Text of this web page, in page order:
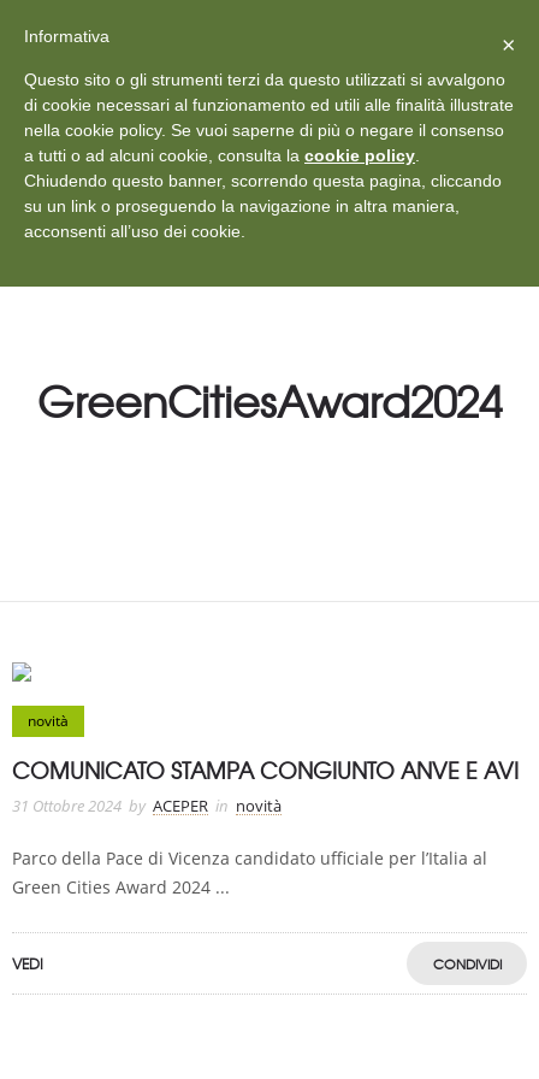
+39 011 18867102 info@aceper.it Statuto
Aceper
GreenCitiesAward2024
novità
COMUNICATO STAMPA CONGIUNTO ANVE E AVI
31 Ottobre 2024 by ACEPER in novità
Parco della Pace di Vicenza candidato ufficiale per l’Italia al
Green Cities Award 2024 ...
VEDI CONDIVIDI
Vedi: Protezione dei dati personali ×
Informativa
Questo sito o gli strumenti terzi da questo utilizzati si avvalgono
di cookie necessari al funzionamento ed utili alle finalità illustrate
nella cookie policy. Se vuoi saperne di più o negare il consenso
a tutti o ad alcuni cookie, consulta la cookie policy
Chiudendo questo banner, scorrendo questa pagina, cliccando
su un link o proseguendo la navigazione in altra maniera,
acconsenti all’uso dei cookie.